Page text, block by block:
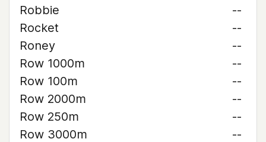
Robbie
--
Rocket
--
Roney
--
Row 1000m
--
Row 100m
--
Row 2000m
--
Row 250m
--
Row 3000m
--